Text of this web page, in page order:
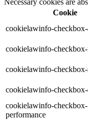
Necessary cookies are
Cookie
cookielawinfo-
cookielawinfo-
cookielawinfo-checkbox-
cookielawinfo-checkbox-
cookielawinfo-checkbox-
performance